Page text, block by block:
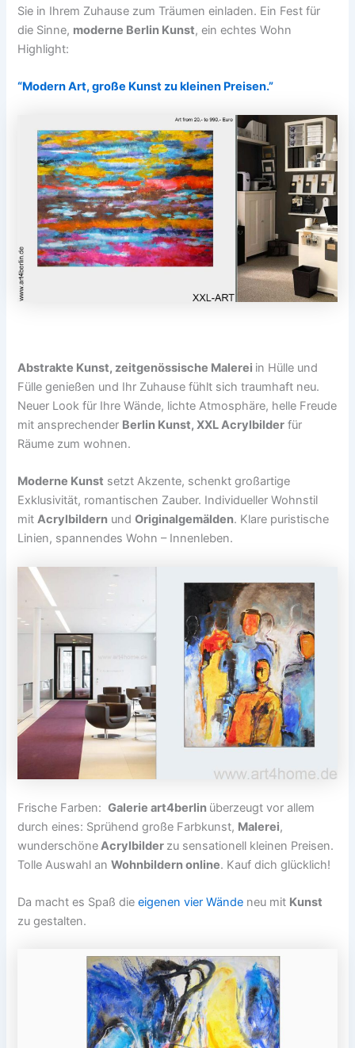
Sie in Ihrem Zuhause zum Träumen einladen. Ein Fest für
die Sinne, moderne Berlin Kunst, ein echtes Wohn
Highlight:
“Modern Art, große Kunst zu kleinen Preisen.”
Abstrakte Kunst, zeitgenössische Malerei in Hülle und
Fülle genießen und Ihr Zuhause fühlt sich traumhaft neu.
Neuer Look für Ihre Wände, lichte Atmosphäre, helle Freude
mit ansprechender Berlin Kunst, XXL Acrylbilder für
Räume zum wohnen.
Moderne Kunst setzt Akzente, schenkt großartige
Exklusivität, romantischen Zauber. Individueller Wohnstil
mitAcrylbildern undOriginalgemälden. Klare puristische
Linien, spannendes Wohn – Innenleben.
Frische Farben:Galerie art4berlin überzeugt vor allem
durch eines: Sprühend große Farbkunst, Malerei,
wunderschöneAcrylbilder zu sensationell kleinen Preisen.
Tolle Auswahl anWohnbildern online. Kauf dich glücklich!
Da macht es Spaß dieeigenen vier Wände neu mit Kunst
zu gestalten.